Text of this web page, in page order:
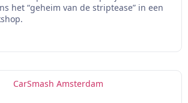
het “geheim van de striptease” in een